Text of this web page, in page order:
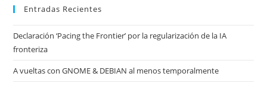
Entradas Recientes
Declaración ‘Pacing the Frontier’ por la regularización de la IA
fronteriza
A vueltas con GNOME & DEBIAN al menos temporalmente